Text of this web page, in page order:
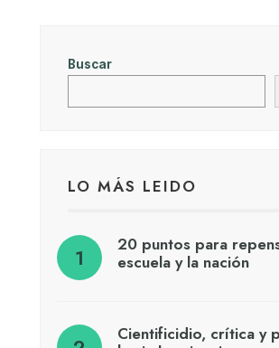
Buscar
LO MÁS LEIDO
20 puntos para
escuela y la nación
Cientificidio, crítica y